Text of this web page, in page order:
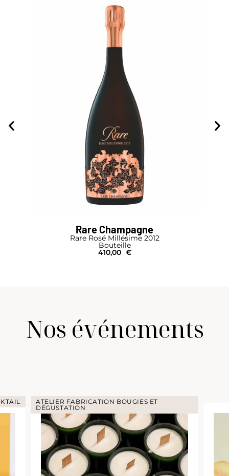
Rare Champagne
Rare Rosé Millésime 2012
Bouteille
410,00 €
Nos événements
ATELIER FABRICATION BOUGIES ET
DÉGUSTATION